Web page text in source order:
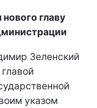
главу
Зеленский
указом